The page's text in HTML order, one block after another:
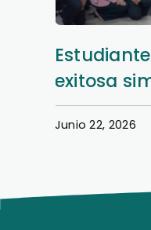
exitosa
Junio 22, 2026